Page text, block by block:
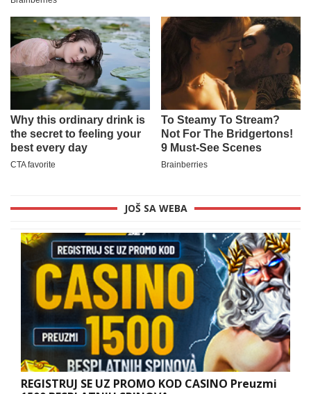
JOŠ SA WEBA
REGISTRUJ SE UZ PROMO KOD CASINO Preuzmi